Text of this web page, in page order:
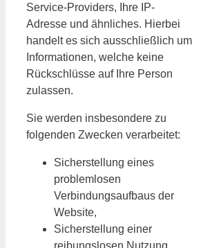
Service-Providers, Ihre IP-
Adresse und ähnliches. Hierbei
handelt es sich ausschließlich um
Informationen, welche keine
Rückschlüsse auf Ihre Person
zulassen.
Sie werden insbesondere zu
folgenden Zwecken verarbeitet:
Sicherstellung eines
problemlosen
Verbindungsaufbaus der
Website,
Sicherstellung einer
reibungslosen Nutzung